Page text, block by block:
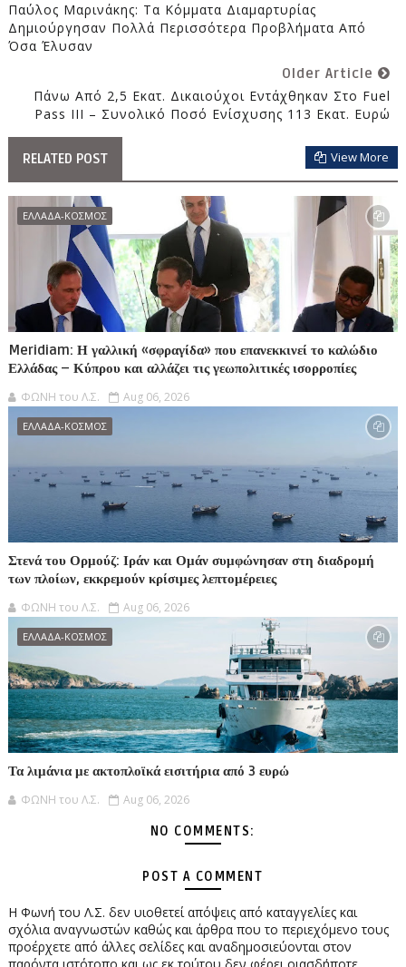
Παύλος Μαρινάκης: Τα Κόμματα Διαμαρτυρίας
Δημιούργησαν Πολλά Περισσότερα Προβλήματα Από
Όσα Έλυσαν
Older Article
Πάνω Από 2,5 Εκατ. Δικαιούχοι Εντάχθηκαν Στο Fuel
Pass III – Συνολικό Ποσό Ενίσχυσης 113 Εκατ. Ευρώ
RELATED POST View More
ΕΛΛΑΔΑ-ΚΟΣΜΟΣ
Meridiam: Η γαλλική «σφραγίδα» που επανεκκινεί το καλώδιο
Ελλάδας – Κύπρου και αλλάζει τις γεωπολιτικές ισορροπίες
ΦΩΝΗ του Λ.Σ. Aug 06, 2026
ΕΛΛΑΔΑ-ΚΟΣΜΟΣ
Στενά του Ορμούζ: Ιράν και Ομάν συμφώνησαν στη διαδρομή
των πλοίων, εκκρεμούν κρίσιμες λεπτομέρειες
ΦΩΝΗ του Λ.Σ. Aug 06, 2026
ΕΛΛΑΔΑ-ΚΟΣΜΟΣ
Τα λιμάνια με ακτοπλοϊκά εισιτήρια από 3 ευρώ
ΦΩΝΗ του Λ.Σ. Aug 06, 2026
NO COMMENTS:
POST A COMMENT
Η Φωνή του Λ.Σ. δεν υιοθετεί απόψεις από καταγγελίες και
σχόλια αναγνωστών καθώς και άρθρα που το περιεχόμενο τους
προέρχετε από άλλες σελίδες και αναδημοσιεύονται στον